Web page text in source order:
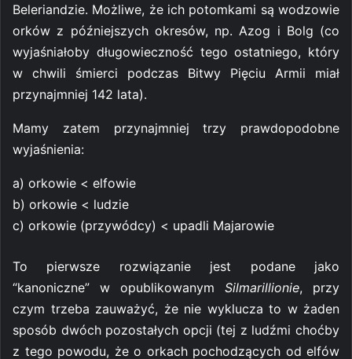
Beleriandzie. Możliwe, że ich potomkami są wodzowie
orków z późniejszych okresów, np. Azog i Bolg (co
wyjaśniałoby długowieczność tego ostatniego, który
w chwili śmierci podczas Bitwy Pięciu Armii miał
przynajmniej 142 lata).
Mamy zatem przynajmniej trzy prawdopodobne
wyjaśnienia:
a) orkowie < elfowie
b) orkowie < ludzie
c) orkowie (przywódcy) < upadli Majarowie
To pierwsze rozwiązanie jest podane jako
“kanoniczne” w opublikowanym Silmarillionie, przy
czym trzeba zauważyć, że nie wyklucza to w żaden
sposób dwóch pozostałych opcji (tej z ludźmi choćby
z tego powodu, że o orkach pochodzących od elfów